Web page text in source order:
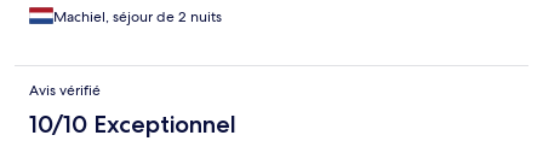
Machiel, séjour de 2 nuits
Avis vérifié
10/10 Exceptionnel